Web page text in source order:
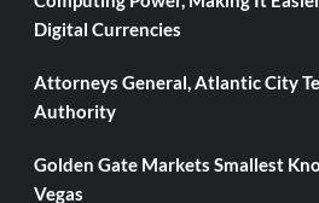
Digital Currencies
Attorneys General, Atlantic City
Authority
Golden Gate Markets Smallest
Vegas